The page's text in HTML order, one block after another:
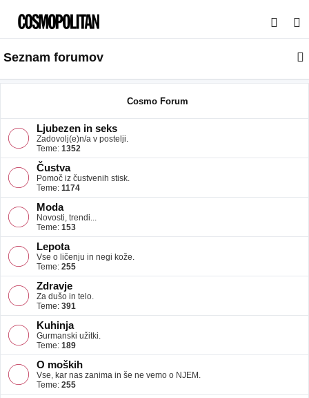
s
a
Seznam forumov
Cosmo Forum
Ljubezen in seks
Zadovolj(e)n/a v postelji.
Teme: 1352
Čustva
Pomoč iz čustvenih stisk.
Teme: 1174
Moda
Novosti, trendi...
Teme: 153
Lepota
Vse o ličenju in negi kože.
Teme: 255
Zdravje
Za dušo in telo.
Teme: 391
Kuhinja
Gurmanski užitki.
Teme: 189
O moških
Vse, kar nas zanima in še ne vemo o NJEM.
Teme: 255